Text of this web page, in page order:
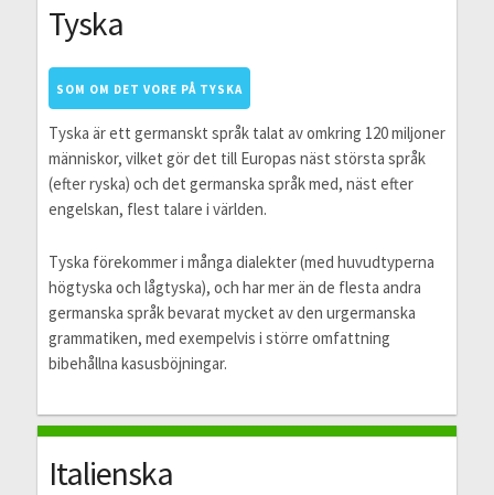
Tyska
SOM OM DET VORE PÅ TYSKA
Tyska är ett germanskt språk talat av omkring 120 miljoner
människor, vilket gör det till Europas näst största språk
(efter ryska) och det germanska språk med, näst efter
engelskan, flest talare i världen.
Tyska förekommer i många dialekter (med huvudtyperna
högtyska och lågtyska), och har mer än de flesta andra
germanska språk bevarat mycket av den urgermanska
grammatiken, med exempelvis i större omfattning
bibehållna kasusböjningar.
Italienska